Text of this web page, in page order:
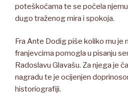
poteškoćama te se počela
dugo traženog mira i spokoja.
Fra Ante Dodig piše koliko mu je
franjevcima pomogla u pisanju
Radoslavu Glavašu. Za njega je
nagradu te je ocijenjen
historiografiji.